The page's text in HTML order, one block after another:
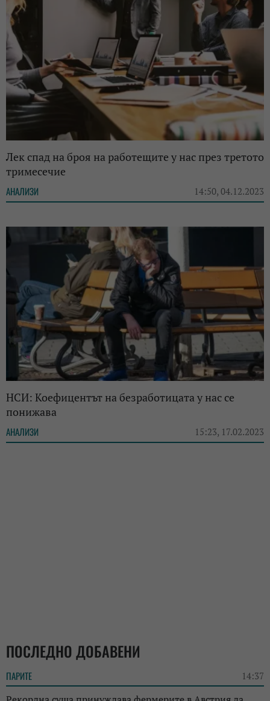
Лек спад на броя на работещите у нас през третото
тримесечие
АНАЛИЗИ 14:50, 04.12.2023
НСИ: Коефицентът на безработицата у нас се
понижава
АНАЛИЗИ 15:23, 17.02.2023
ПОСЛЕДНО ДОБАВЕНИ
ПАРИТЕ 14:37